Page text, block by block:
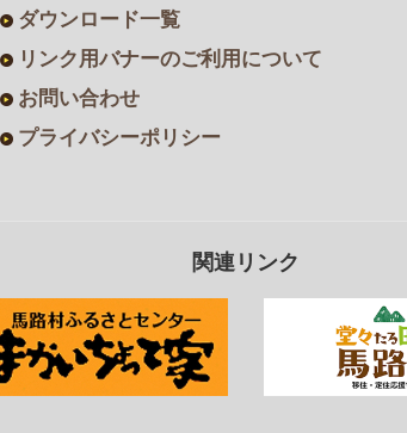
ダウンロード一覧
リンク用バナーのご利用について
お問い合わせ
プライバシーポリシー
関連リンク